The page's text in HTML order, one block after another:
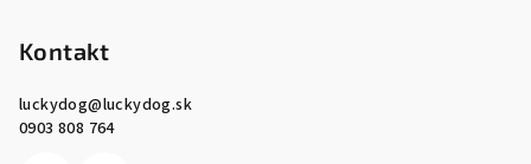
Kontakt
luckydog@luckydog.sk
0903 808 764